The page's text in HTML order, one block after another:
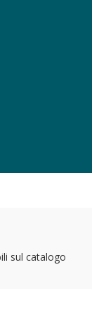
sul catalogo